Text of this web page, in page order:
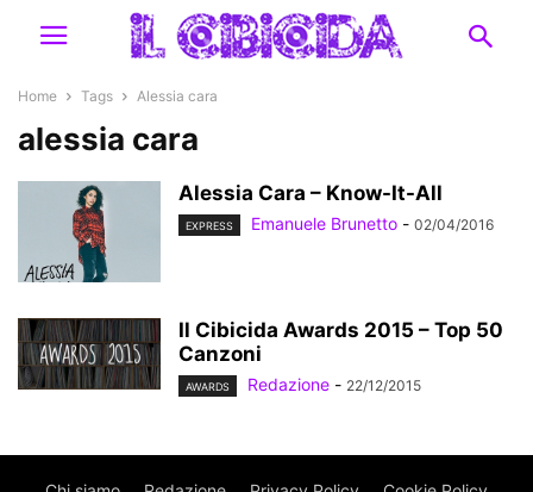
Home Tags Alessia cara
alessia cara
Alessia Cara – Know-It-All
EXPRESS Emanuele Brunetto - 02/04/2016
Il Cibicida Awards 2015 – Top 50
Canzoni
AWARDS Redazione - 22/12/2015